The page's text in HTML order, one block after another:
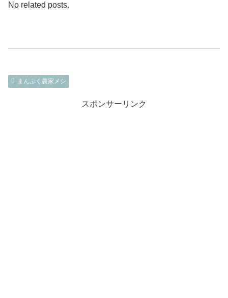
No related posts.
まんぷく農家メシ
スポンサーリンク